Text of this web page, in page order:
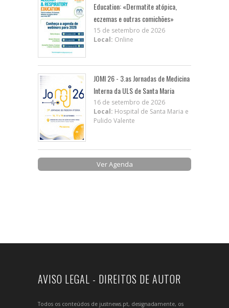
Education: «Dermatite atópica,
eczemas e outras comichões»
15 de setembro de 2026
Local: Online
JOMI 26 - 3.as Jornadas de Medicina
Interna da ULS de Santa Maria
16 de setembro de 2026
Local: Hospital de Santa Maria e
Pulido Valente
Ver Agenda
AVISO LEGAL - DIREITOS DE AUTOR
Todos os conteúdos de justnews.pt, designadamente, os